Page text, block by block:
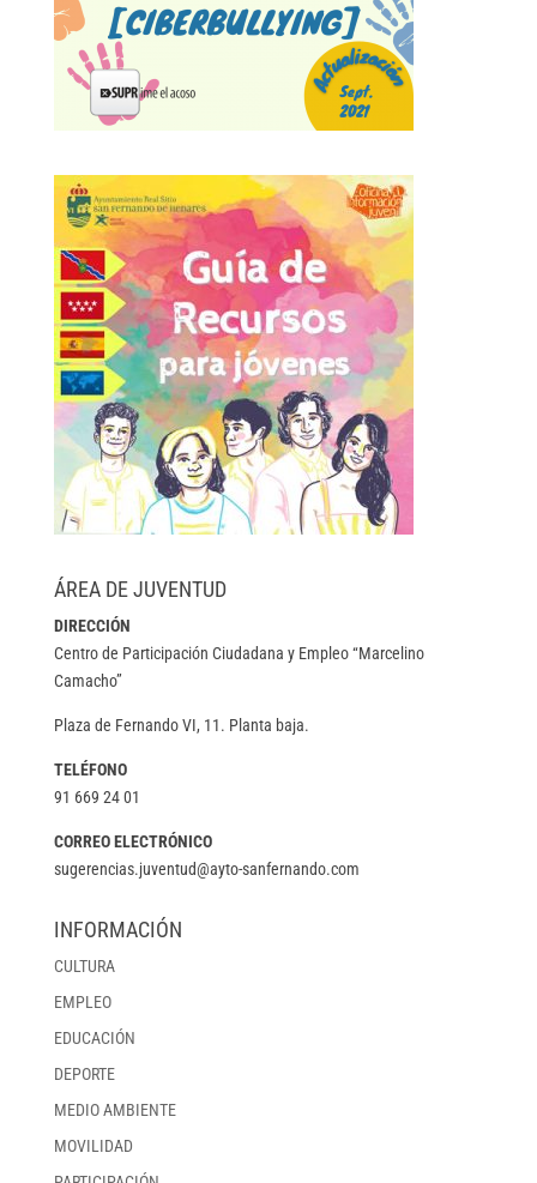
ÁREA DE JUVENTUD
DIRECCIÓN
Centro de Participación Ciudadana y Empleo “Marcelino
Camacho”
Plaza de Fernando VI, 11. Planta baja.
TELÉFONO
91 669 24 01
CORREO ELECTRÓNICO
sugerencias.juventud@ayto-sanfernando.com
INFORMACIÓN
CULTURA
EMPLEO
EDUCACIÓN
DEPORTE
MEDIO AMBIENTE
MOVILIDAD